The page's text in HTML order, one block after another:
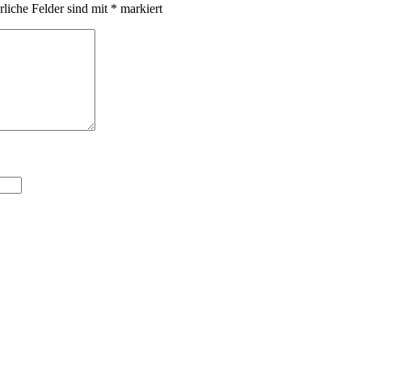
Felder sind mit * markiert